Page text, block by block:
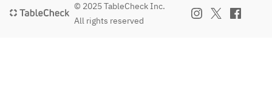
© 2025 TableCheck Inc.
All rights reserved